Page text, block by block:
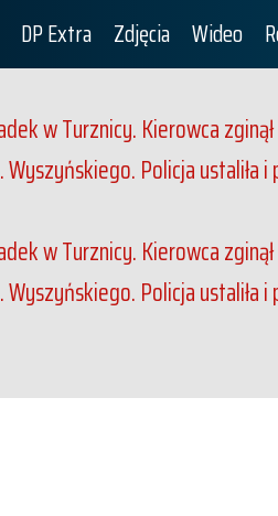
DP Extra Zdjęcia Wideo
w Turznicy. Kierowca
Policja ustaliła i
w Turznicy. Kierowca
Policja ustaliła i